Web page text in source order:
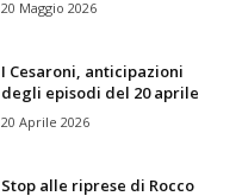
20 Maggio 2026
I Cesaroni, anticipazioni
degli episodi del 20 aprile
20 Aprile 2026
Stop alle riprese di Rocco